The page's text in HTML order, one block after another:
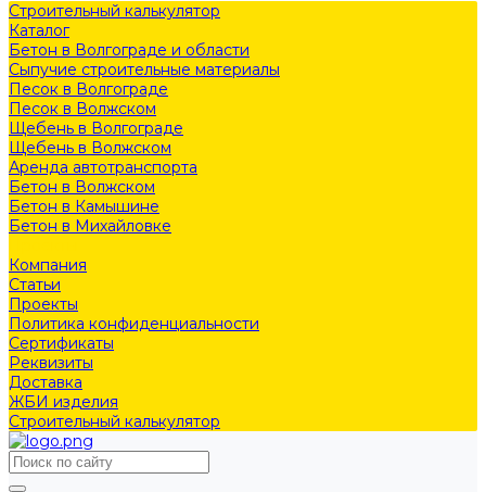
Строительный калькулятор
Каталог
Бетон в Волгограде и области
Сыпучие строительные материалы
Песок в Волгограде
Песок в Волжском
Щебень в Волгограде
Щебень в Волжском
Аренда автотранспорта
Бетон в Волжском
Бетон в Камышине
Бетон в Михайловке
Компания
Статьи
Проекты
Политика конфиденциальности
Сертификаты
Реквизиты
Доставка
ЖБИ изделия
Строительный калькулятор